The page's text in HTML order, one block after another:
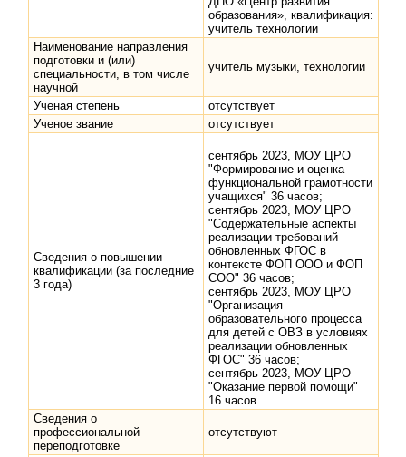
образования», квалификация:
учитель технологии
Наименование направления
подготовки и (или)
специальности, в том числе
научной
учитель музыки, технологии
Ученая степень
отсутствует
Ученое звание
отсутствует
Сведения о повышении
квалификации (за последние
3 года)
сентябрь 2023, МОУ ЦРО
"Формирование и оценка
функциональной грамотности
учащихся" 36 часов;
сентябрь 2023, МОУ ЦРО
"Содержательные аспекты
реализации требований
обновленных ФГОС в
контексте ФОП ООО и ФОП
СОО" 36 часов;
сентябрь 2023, МОУ ЦРО
"Организация
образовательного процесса
для детей с ОВЗ в условиях
реализации обновленных
ФГОС" 36 часов;
сентябрь 2023, МОУ ЦРО
"Оказание первой помощи"
16 часов.
Сведения о
профессиональной
переподготовке
отсутствуют